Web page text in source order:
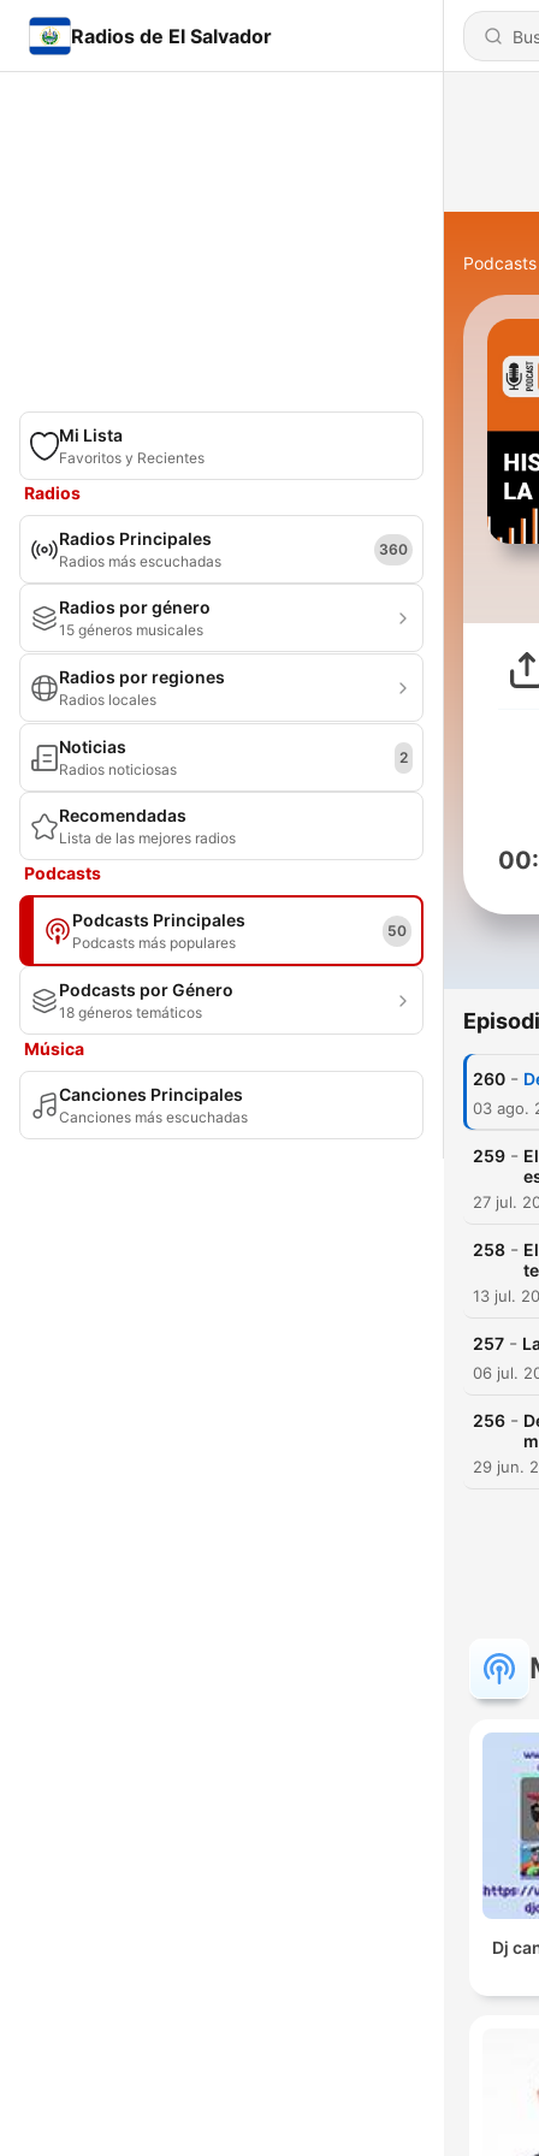
Radios de El Salvador
Mi Lista
Favoritos y Recientes
Radios
Radios Principales
Radios más escuchadas
360
Radios por género
15 géneros musicales
Radios por regiones
Radios locales
Noticias
Radios noticiosas
2
Recomendadas
Lista de las mejores radios
Podcasts
Podcasts Principales
Podcasts más populares
50
Podcasts por Género
18 géneros temáticos
Música
Canciones Principales
Canciones más escuchadas
Podcasts
260 -
03 ago.
259 -
27 jul.
258 -
13 jul.
257 -
06 jul.
256 -
29 jun.
Dj